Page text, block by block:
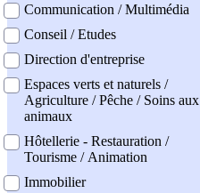
Communication / Multimédia
Conseil / Etudes
Direction d'entreprise
Espaces verts et naturels /
Agriculture / Pêche / Soins aux
animaux
Hôtellerie - Restauration /
Tourisme / Animation
Immobilier